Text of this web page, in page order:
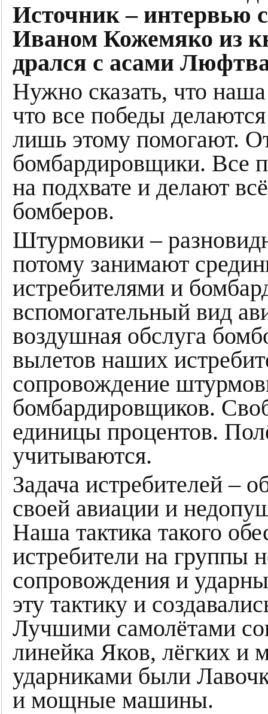
Источник – интервью
Иваном Кожемяко из
дрался с асами
Нужно сказать, что наша
что все победы
лишь этому помогают.
бомбардировщики. Все
на подхвате и делают
бомберов.
Штурмовики –
потому занимают
истребителями и
вспомогательный вид
воздушная обслуга
вылетов наших
сопровождение
бомбардировщиков.
единицы процентов.
учитываются.
Задача истребителей –
своей авиации и
Наша тактика такого
истребители на группы
сопровождения и
эту тактику и
Лучшими самолётами
линейка Яков, лёгких
ударниками были
и мощные машины.